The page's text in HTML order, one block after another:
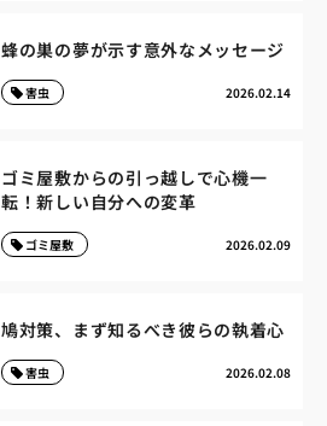
蜂の巣の夢が示す意外なメッセージ
2026.02.14
害虫
ゴミ屋敷からの引っ越しで心機一
転！新しい自分への変革
2026.02.09
ゴミ屋敷
鳩対策、まず知るべき彼らの執着心
2026.02.08
害虫